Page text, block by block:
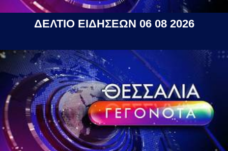
ΔΕΛΤΙΟ ΕΙΔΗΣΕΩΝ 06 08 2026